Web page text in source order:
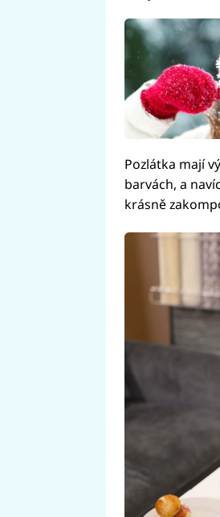
Pozlátka mají
barvách, a
krásně